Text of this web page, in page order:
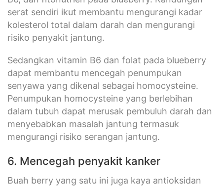
serat sendiri ikut membantu mengurangi kadar
kolesterol total dalam darah dan mengurangi
risiko penyakit jantung.
Sedangkan vitamin B6 dan folat pada blueberry
dapat membantu mencegah penumpukan
senyawa yang dikenal sebagai homocysteine.
Penumpukan homocysteine yang berlebihan
dalam tubuh dapat merusak pembuluh darah dan
menyebabkan masalah jantung termasuk
mengurangi risiko serangan jantung.
6. Mencegah penyakit kanker
Buah berry yang satu ini juga kaya antioksidan